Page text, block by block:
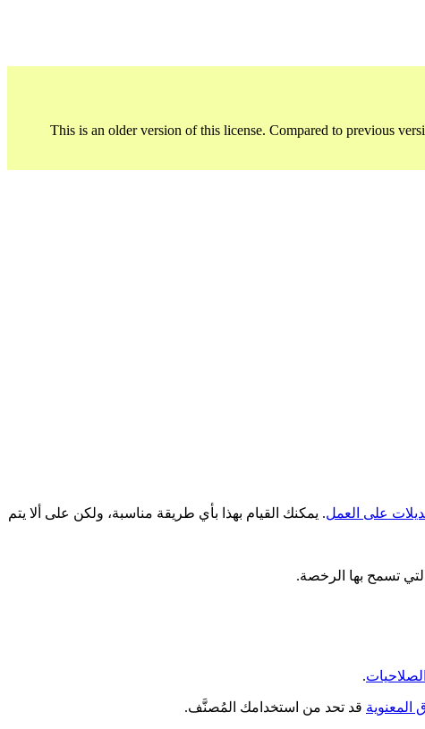
This is an older version of this license. Compared to previous
على العمل. يمكنك القيام بهذا بأي طريقة مناسبة، ولكن على ألا يتم
تسمح بها الرخصة.
الصلاحيات.
المعنوية قد تحد من استخدامك المُصنَّف.